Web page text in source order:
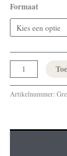
Formaat
Artikelnummer: